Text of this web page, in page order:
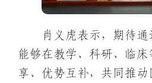
肖义虎表示，期待
能够在教学、科研、临
享、优势互补，共同推动